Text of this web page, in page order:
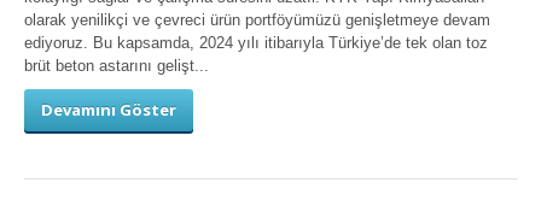
olarak yenilikçi ve çevreci ürün portföyümüzü genişletmeye devam
ediyoruz. Bu kapsamda, 2024 yılı itibarıyla Türkiye’de tek olan toz
brüt beton astarını gelişt...
Devamını Göster